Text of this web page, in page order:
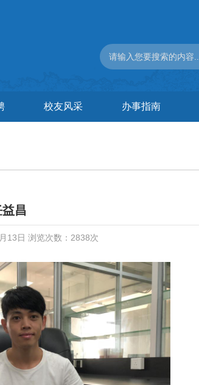
校友风采 办事指南
昌
13日 浏览次数： 2838次